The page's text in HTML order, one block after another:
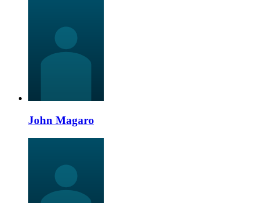
John Magaro